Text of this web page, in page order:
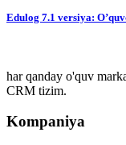
Edulog 7.1 versiya:
har qanday o'quv
CRM tizim.
Kompaniya